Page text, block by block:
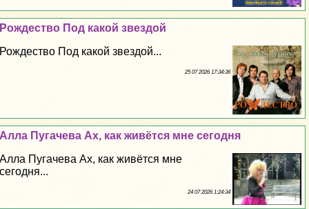
Рождество Под какой звездой
Рождество Под какой звездой...
25 07 2026 17:34:36
Алла Пугачева Ах, как живётся мне сегодня
Алла Пугачева Ах, как живётся мне
сегодня...
24 07 2026 1:24:34